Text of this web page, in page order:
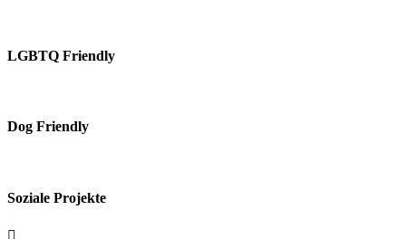
LGBTQ Friendly
Dog Friendly
Soziale Projekte
